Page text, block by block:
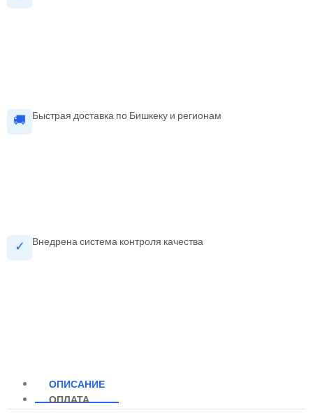
🚚 Быстрая доставка по Бишкеку и регионам
✓ Внедрена система контроля качества
ОПИСАНИЕ
ОПЛАТА